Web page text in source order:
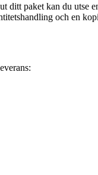
ditt paket kan du utse
och en